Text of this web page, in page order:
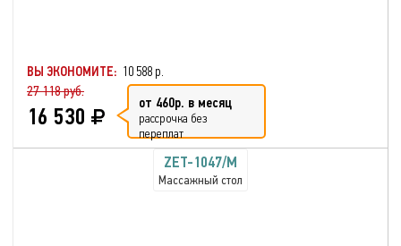
ВЫ ЭКОНОМИТЕ: 10 588 р.
27 118 руб.
16 530 от 460р. в месяц
рассрочка без
переплат
ZET-1047/M
Массажный стол